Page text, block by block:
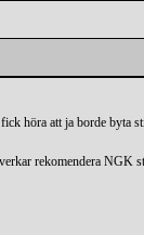
höra att ja borde byta
rekomendera NGK